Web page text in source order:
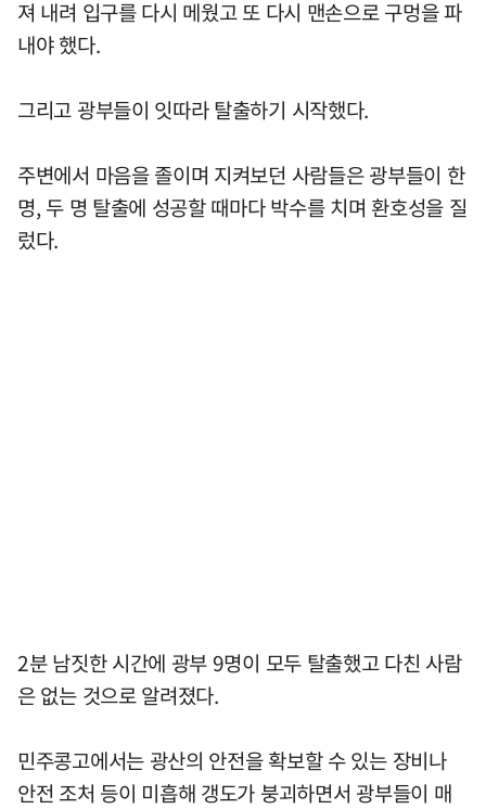
져 내려 입구를 다시 메웠고 또 다시 맨손으로 구멍을 파
내야 했다.
그리고 광부들이 잇따라 탈출하기 시작했다.
주변에서 마음을 졸이며 지켜보던 사람들은 광부들이 한
명, 두 명 탈출에 성공할 때마다 박수를 치며 환호성을 질
렀다.
2분 남짓한 시간에 광부 9명이 모두 탈출했고 다친 사람
은 없는 것으로 알려졌다.
민주콩고에서는 광산의 안전을 확보할 수 있는 장비나
안전 조처 등이 미흡해 갱도가 붕괴하면서 광부들이 매